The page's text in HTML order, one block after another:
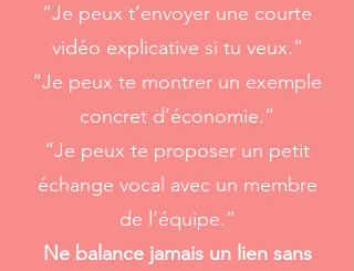
“Je peux t’envoyer une courte
vidéo explicative si tu veux.”
“Je peux te montrer un exemple
concret d’économie.”
“Je peux te proposer un petit
échange vocal avec un membre
de l’équipe.”
Ne balance jamais un lien sans